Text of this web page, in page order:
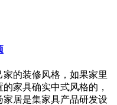
的装修风格，如果家里
家具确实中式风格的，
居是集家具产品研发设